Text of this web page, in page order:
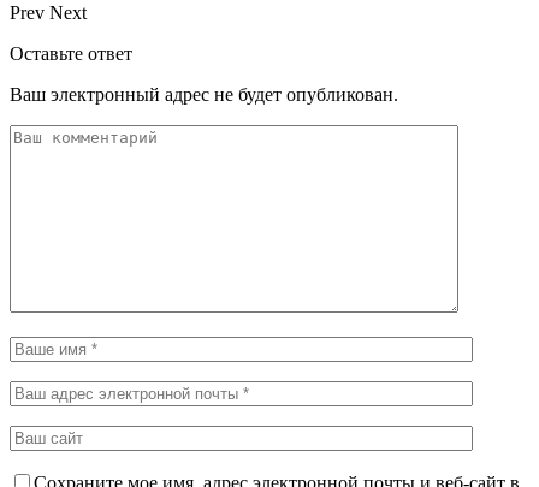
Prev Next
Оставьте ответ
Ваш электронный адрес не будет опубликован.